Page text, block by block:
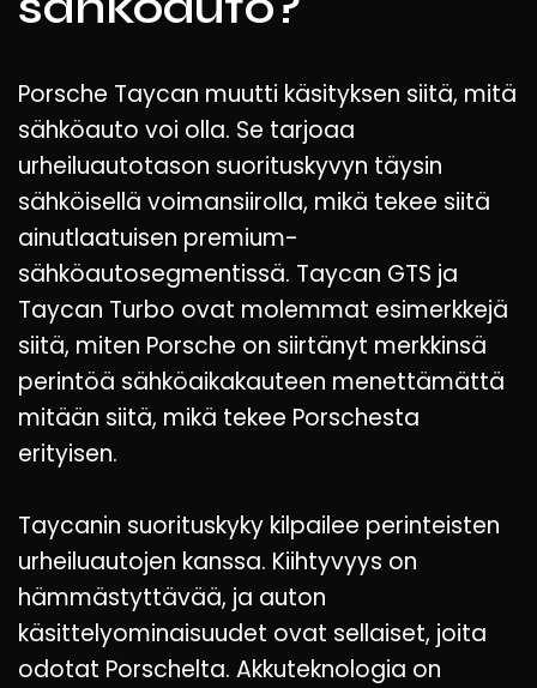
Porsche Taycan muutti käsityksen siitä, mitä
sähköauto voi olla. Se tarjoaa
urheiluautotason suorituskyvyn täysin
sähköisellä voimansiirolla, mikä tekee siitä
ainutlaatuisen premium-
sähköautosegmentissä. Taycan GTS ja
Taycan Turbo ovat molemmat esimerkkejä
siitä, miten Porsche on siirtänyt merkkinsä
perintöä sähköaikakauteen menettämättä
mitään siitä, mikä tekee Porschesta
erityisen.
Taycanin suorituskyky kilpailee perinteisten
urheiluautojen kanssa. Kiihtyvyys on
hämmästyttävää, ja auton
käsittelyominaisuudet ovat sellaiset, joita
odotat Porschelta. Akkuteknologia on